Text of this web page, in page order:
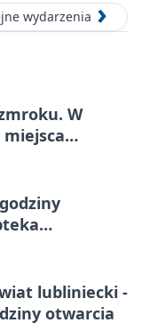
wydarzenia
W
lubliniecki -
otwarcia